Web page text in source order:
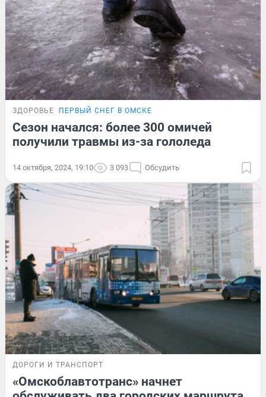
ЗДОРОВЬЕ ПЕРВЫЙ СНЕГ В ОМСКЕ
Сезон начался: более 300 омичей
получили травмы из-за гололеда
14 октября, 2024, 19:10 3 093 Обсудить
ДОРОГИ И ТРАНСПОРТ
«Омскоблавтотранс» начнет